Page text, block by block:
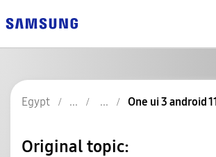
Egypt One ui 3 android
Original topic: